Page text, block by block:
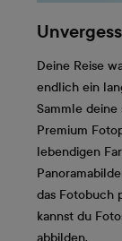
Deine Reise
endlich ein
Sammle
Premium
lebendigen
das Fotobuch
kannst du